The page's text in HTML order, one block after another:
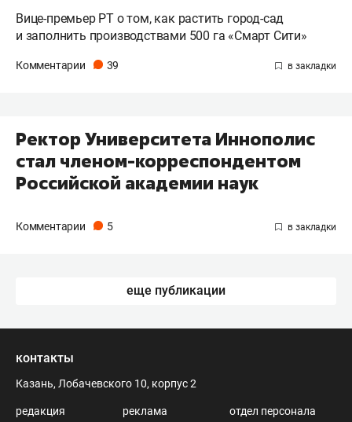
Вице-премьер РТ о том, как растить город-сад
и заполнить производствами 500 га «Смарт Сити»
Комментарии 39
Ректор Университета Иннополис
стал членом-корреспондентом
Российской академии наук
Комментарии 5
еще публикации
контакты
Казань, Лобачевского 10, корпус 2
редакция
реклама
отдел персонала